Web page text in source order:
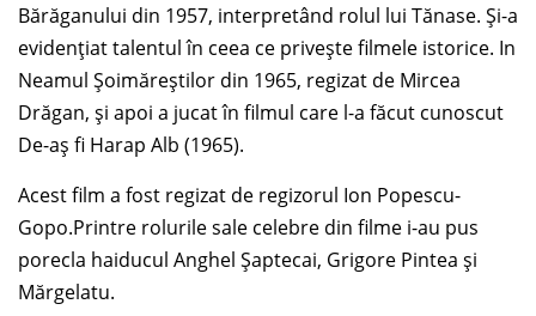
Bărăganului din 1957, interpretând rolul lui Tănase. Și-a
evidențiat talentul în ceea ce privește filmele istorice. In
Neamul Șoimăreștilor din 1965, regizat de Mircea
Drăgan, și apoi a jucat în filmul care l-a făcut cunoscut
De-aș fi Harap Alb (1965).
Acest film a fost regizat de regizorul Ion Popescu-
Gopo.Printre rolurile sale celebre din filme i-au pus
porecla haiducul Anghel Șaptecai, Grigore Pintea și
Mărgelatu.